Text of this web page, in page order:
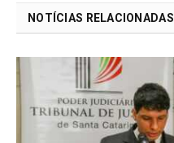
NOTÍCIAS RELACIONADAS